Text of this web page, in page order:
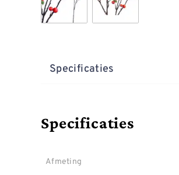
Specificaties
Specificaties
Afmeting